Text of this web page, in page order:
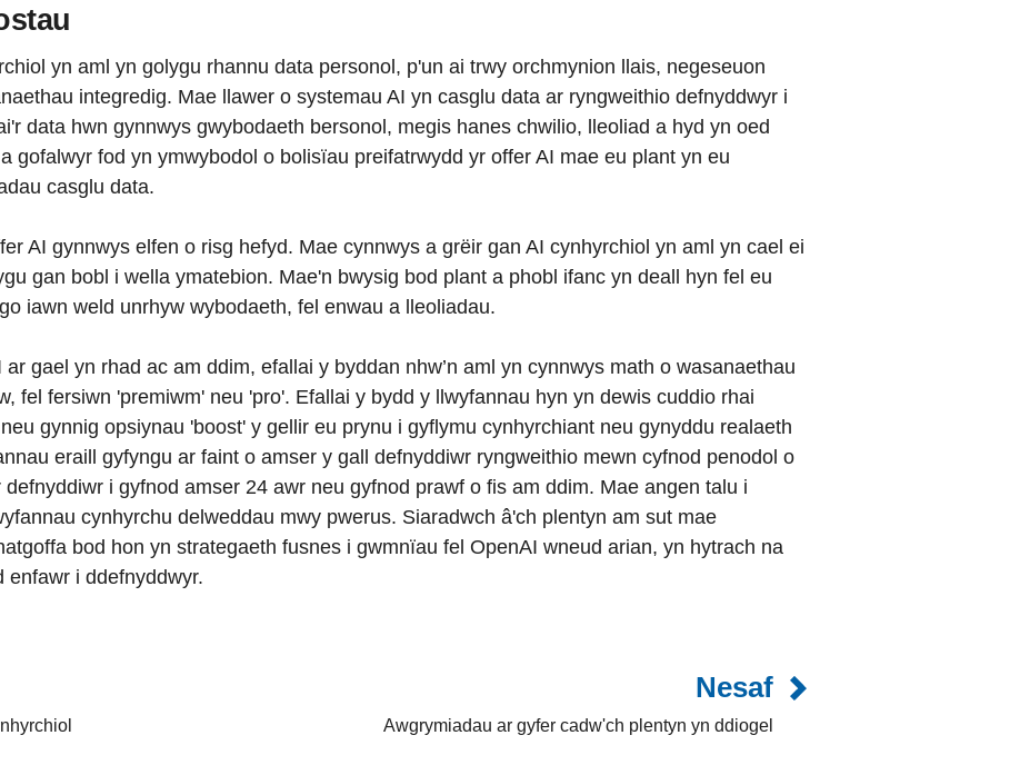
yn aml yn golygu rhannu data personol, p'un ai trwy orchmynion llais, negeseuon
integredig. Mae llawer o systemau AI yn casglu data ar ryngweithio defnyddwyr i
data hwn gynnwys gwybodaeth bersonol, megis hanes chwilio, lleoliad a hyd yn oed
gofalwyr fod yn ymwybodol o bolisïau preifatrwydd yr offer AI mae eu plant yn eu
casglu data.
AI gynnwys elfen o risg hefyd. Mae cynnwys a grëir gan AI cynhyrchiol yn aml yn cael ei
gan bobl i wella ymatebion. Mae'n bwysig bod plant a phobl ifanc yn deall hyn fel eu
iawn weld unrhyw wybodaeth, fel enwau a lleoliadau.
gael yn rhad ac am ddim, efallai y byddan nhw’n aml yn cynnwys math o wasanaethau
fel fersiwn 'premiwm' neu 'pro'. Efallai y bydd y llwyfannau hyn yn dewis cuddio rhai
gynnig opsiynau 'boost' y gellir eu prynu i gyflymu cynhyrchiant neu gynyddu realaeth
eraill gyfyngu ar faint o amser y gall defnyddiwr ryngweithio mewn cyfnod penodol o
i gyfnod amser 24 awr neu gyfnod prawf o fis am ddim. Mae angen talu i
cynhyrchu delweddau mwy pwerus. Siaradwch â'ch plentyn am sut mae
bod hon yn strategaeth fusnes i gwmnïau fel OpenAI wneud arian, yn hytrach na
enfawr i ddefnyddwyr.
Nesaf
Awgrymiadau ar gyfer cadw'ch plentyn yn ddiogel